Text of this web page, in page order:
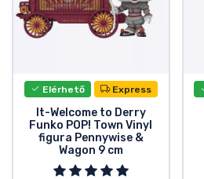
Elérhető Express
It-Welcome to Derry
Funko POP! Town Vinyl
figura Pennywise &
Wagon 9 cm